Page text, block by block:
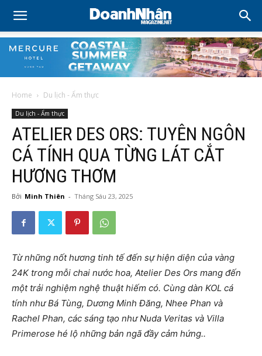
Home Du lịch - Ẩm thực
Du lịch - Ẩm thực
ATELIER DES ORS: TUYÊN NGÔN
CÁ TÍNH QUA TỪNG LÁT CẮT
HƯƠNG THƠM
Bởi Minh Thiên - Tháng Sáu 23, 2025
Từ những nốt hương tinh tế đến sự hiện diện của vàng
24K trong mỗi chai nước hoa, Atelier Des Ors mang đến
một trải nghiệm nghệ thuật hiếm có. Cùng dàn KOL cá
tính như Bá Tùng, Dương Minh Đăng, Nhee Phan và
Rachel Phan, các sáng tạo như Nuda Veritas và Villa
Primerose hé lộ những bản ngã đầy cảm hứng..